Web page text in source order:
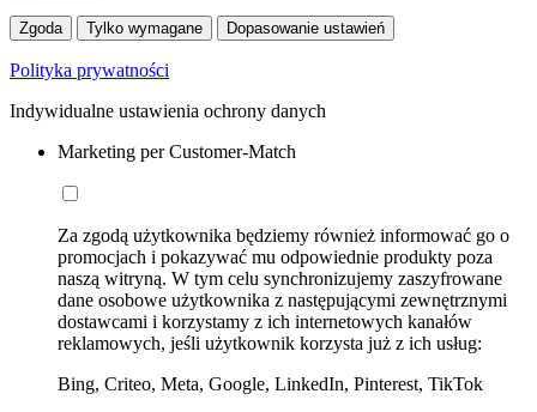
Zgoda Tylko wymagane Dopasowanie ustawień
Polityka prywatności
Indywidualne ustawienia ochrony danych
Marketing per Customer-Match
Za zgodą użytkownika będziemy również informować go o
promocjach i pokazywać mu odpowiednie produkty poza
naszą witryną. W tym celu synchronizujemy zaszyfrowane
dane osobowe użytkownika z następującymi zewnętrznymi
dostawcami i korzystamy z ich internetowych kanałów
reklamowych, jeśli użytkownik korzysta już z ich usług:
Bing, Criteo, Meta, Google, LinkedIn, Pinterest, TikTok